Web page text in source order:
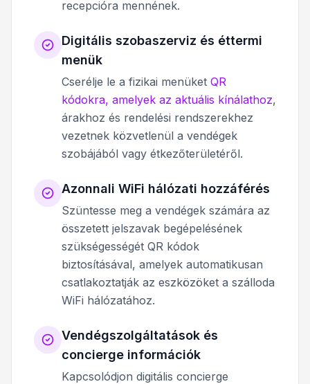
recepcióra mennének.
Digitális szobaszerviz és éttermi
menük
Cserélje le a fizikai menüket QR
kódokra, amelyek az aktuális kínálathoz,
árakhoz és rendelési rendszerekhez
vezetnek közvetlenül a vendégek
szobájából vagy étkezőterületéről.
Azonnali WiFi hálózati hozzáférés
Szüntesse meg a vendégek számára az
összetett jelszavak begépelésének
szükségességét QR kódok
biztosításával, amelyek automatikusan
csatlakoztatják az eszközöket a szálloda
WiFi hálózatához.
Vendégszolgáltatások és
concierge információk
Kapcsolódjon digitális concierge